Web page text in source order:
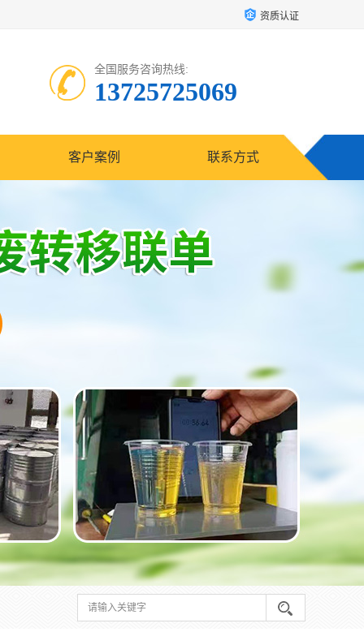
资质认证
全国服务咨询热线:
13725725069
客户案例 联系方式